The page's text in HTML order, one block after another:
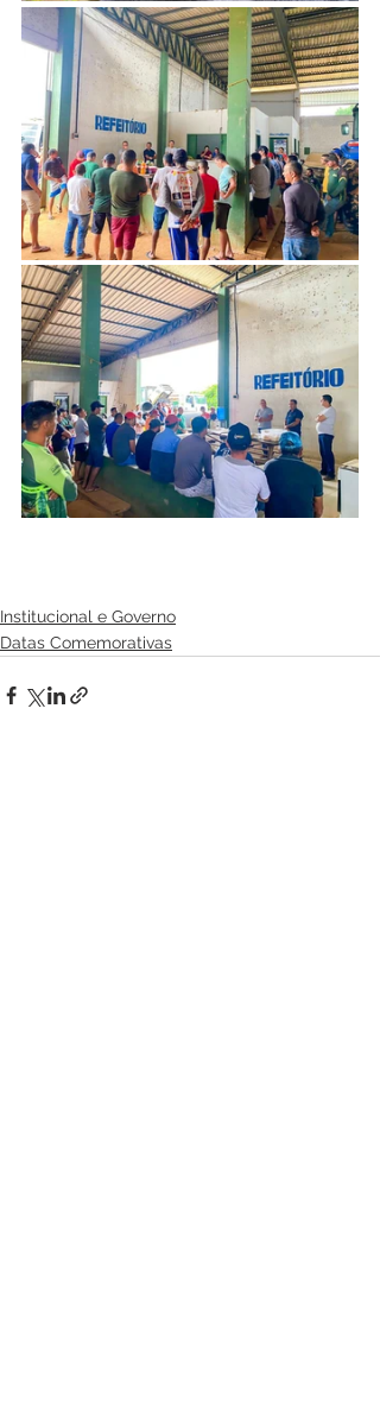
Institucional e Governo
Datas Comemorativas